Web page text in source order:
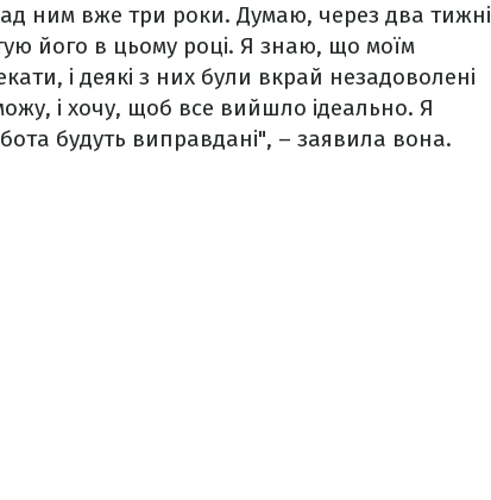
ним вже три роки. Думаю, через два тижні
його в цьому році. Я знаю, що моїм
і деякі з них були вкрай незадоволені
і хочу, щоб все вийшло ідеально. Я
будуть виправдані", – заявила вона.